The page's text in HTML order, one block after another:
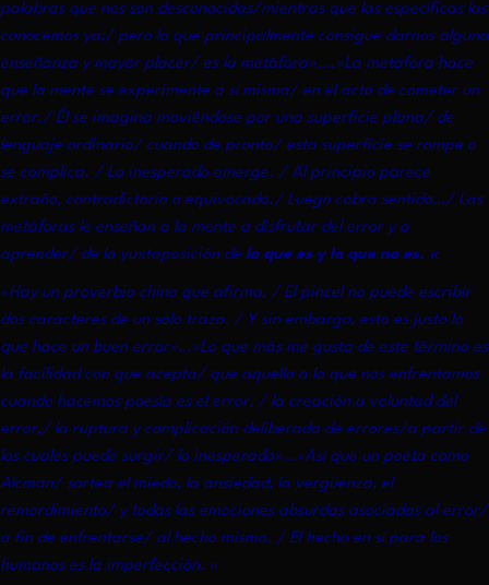
palabras que nos son desconocidas/mientras que las específicas las
conocemos ya;/ pero lo que principalmente consigue darnos alguna
enseñanza y mayor placer/ es la metáfora»….»La metáfora hace
que la mente se experimente a sí misma/ en el acto de cometer un
error./ Él se imagina moviéndose por una superficie plana/ de
lenguaje ordinario/ cuando de pronto/ esta superficie se rompe o
se complica. / Lo inesperado emerge. / Al principio parece
extraño, contradictorio o equivocado./ Luego cobra sentido…/ Las
metáforas le enseñan a la mente a disfrutar del error y a
aprender/ de la yuxtaposición de lo que es y lo que no es. «
«Hay un proverbio chino que afirma, / El pincel no puede escribir
dos caracteres de un solo trazo. / Y sin embargo, esto es justo lo
que hace un buen error»…»Lo que más me gusta de este término es
la facilidad con que acepta/ que aquello a lo que nos enfrentamos
cuando hacemos poesía es el error, / la creación a voluntad del
error,/ la ruptura y complicación deliberada de errores/a partir de
los cuales puede surgir/ lo inesperado»…»Así que un poeta como
Alcman/ sortea el miedo, la ansiedad, la vergüenza, el
remordimiento/ y todas las emociones absurdas asociadas al error/
a fin de enfrentarse/ al hecho mismo. / El hecho en sí para los
humanos es la imperfección. «